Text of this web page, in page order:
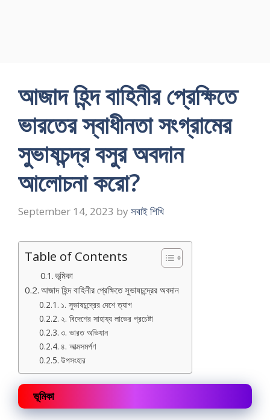
আজাদ হিন্দ বাহিনীর প্রেক্ষিতে
ভারতের স্বাধীনতা সংগ্রামের
সুভাষচন্দ্র বসুর অবদান
আলোচনা করো?
September 14, 2023 by সবাই শিখি
Table of Contents
ভূমিকা
আজাদ হিন্দ বাহিনীর প্রেক্ষিতে সুভাষচন্দ্রের অবদান
১. সুভাষচন্দ্রের দেশে ত্যাগ
২. বিদেশের সাহায্য লাভের প্রচেষ্টা
৩. ভারত অভিযান
৪. আত্মসমর্পণ
উপসংহার
ভূমিকা